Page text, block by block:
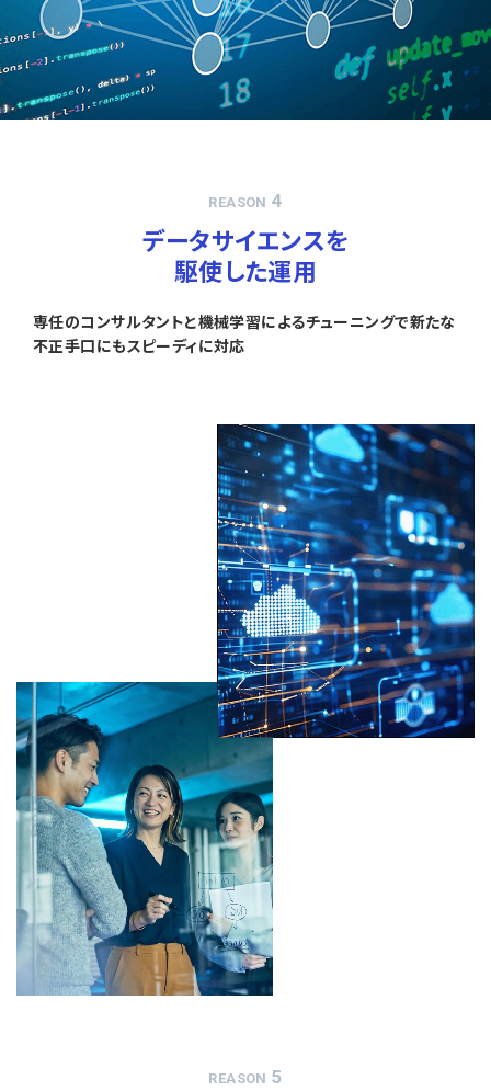
REASON 4
データサイエンスを
駆使した運用
専任のコンサルタントと機械学習によるチューニングで新たな
不正手口にもスピーディに対応
REASON 5